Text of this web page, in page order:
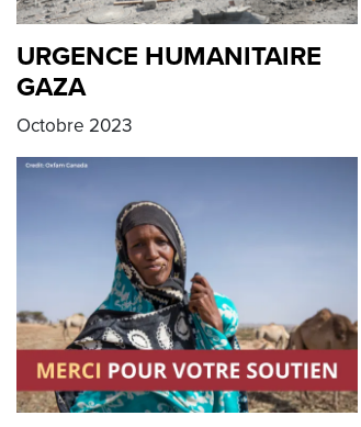
URGENCE HUMANITAIRE
GAZA
Octobre 2023